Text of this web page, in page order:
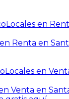
Locales en
Renta en
Locales en
Venta en